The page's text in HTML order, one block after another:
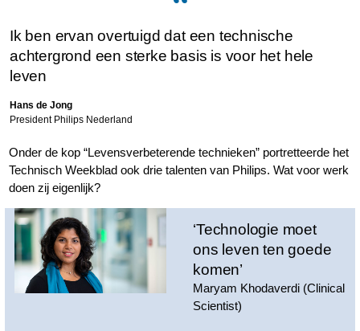
Ik ben ervan overtuigd dat een technische
achtergrond een sterke basis is voor het hele
leven
Hans de Jong
President Philips Nederland
Onder de kop “Levensverbeterende technieken” portretteerde het
Technisch Weekblad ook drie talenten van Philips. Wat voor werk
doen zij eigenlijk?
‘Technologie moet
ons leven ten goede
komen’
Maryam Khodaverdi (Clinical
Scientist)